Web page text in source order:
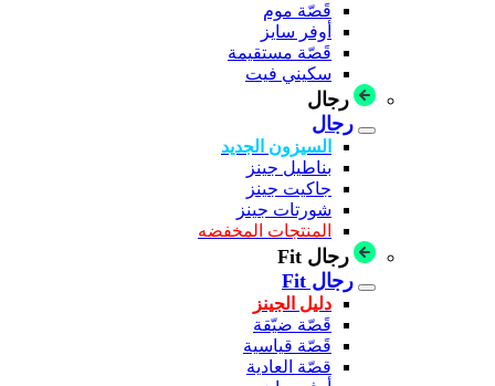
قَصّة موم
أوفر سايز
قَصّة مستقيمة
سكيني فيت
رجال
رجال
السيزون الجديد
بناطيل جينز
جاكيت جينز
شورتات جينز
المنتجات المخفضه
رجال Fit
رجال Fit
دليل الجينز
قَصّة ضيّقة
قَصّة قياسية
قصّة العادية